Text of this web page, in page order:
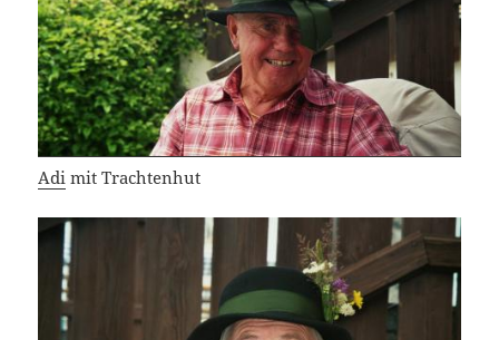
Adi mit Trachtenhut